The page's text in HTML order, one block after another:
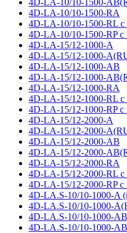
4D-LA-10/10-1500-
4D-LA-10/10-1500-RA
4D-LA-10/10-1500-RL с
4D-LA-10/10-1500-RP с
4D-LA-15/12-1000-A
4D-LA-15/12-1000-
4D-LA-15/12-1000-AB
4D-LA-15/12-1000-
4D-LA-15/12-1000-RA
4D-LA-15/12-1000-RL с
4D-LA-15/12-1000-RP с
4D-LA-15/12-2000-A
4D-LA-15/12-2000-
4D-LA-15/12-2000-AB
4D-LA-15/12-2000-
4D-LA-15/12-2000-RA
4D-LA-15/12-2000-RL с
4D-LA-15/12-2000-RP с
4D-LA.S-10/10-1000-A
4D-LA.S-10/10-1000-
4D-LA.S-10/10-1000-
4D-LA.S-10/10-1000-